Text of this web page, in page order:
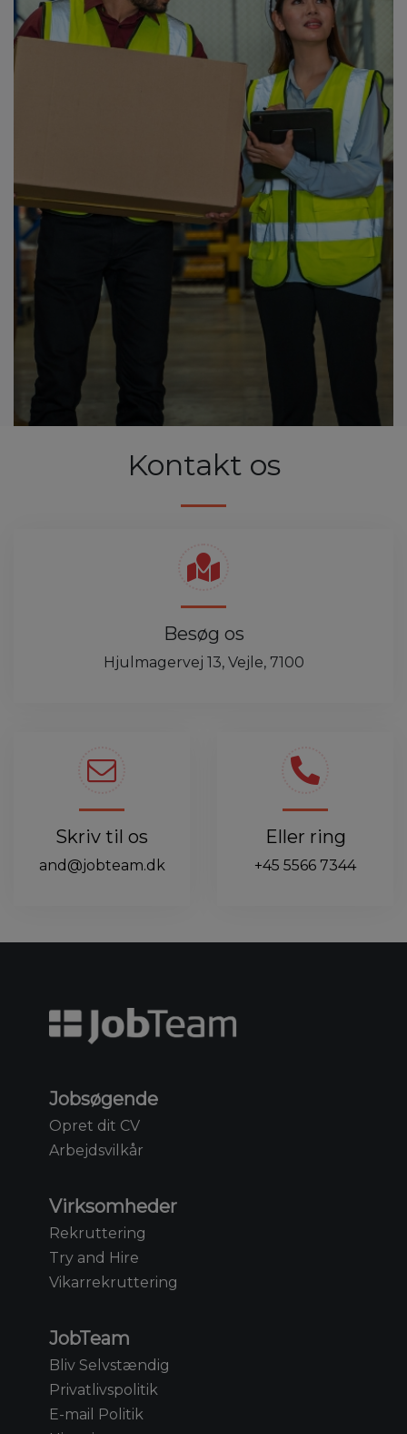
Kontakt os
Besøg os
Hjulmagervej 13, Vejle, 7100
Skriv til os
and@jobteam.dk
Eller ring
+45 5566 7344
Jobsøgende
Opret dit CV
Arbejdsvilkår
Virksomheder
Rekruttering
Try and Hire
Vikarrekruttering
JobTeam
Bliv Selvstændig
Privatlivspolitik
E-mail Politik